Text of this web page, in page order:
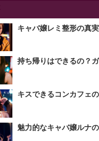
キャバ嬢レミ整形の真
持ち帰りはできるの？
キスできるコンカフェ
魅力的なキャバ嬢ルナ